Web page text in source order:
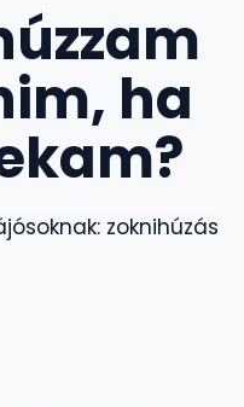
ha
zoknihúzás